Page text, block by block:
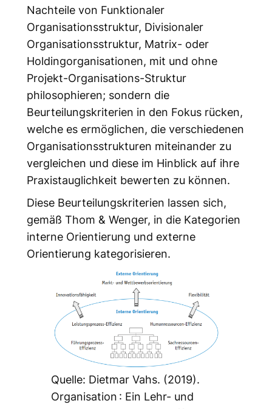
Nachteile von Funktionaler
Organisationsstruktur, Divisionaler
Organisationsstruktur, Matrix- oder
Holdingorganisationen, mit und ohne
Projekt-Organisations-Struktur
philosophieren; sondern die
Beurteilungskriterien in den Fokus rücken,
welche es ermöglichen, die verschiedenen
Organisationsstrukturen miteinander zu
vergleichen und diese im Hinblick auf ihre
Praxistauglichkeit bewerten zu können.
Diese Beurteilungskriterien lassen sich,
gemäß Thom & Wenger, in die Kategorien
interne Orientierung und externe
Orientierung kategorisieren.
Quelle: Dietmar Vahs. (2019).
Organisation : Ein Lehr- und